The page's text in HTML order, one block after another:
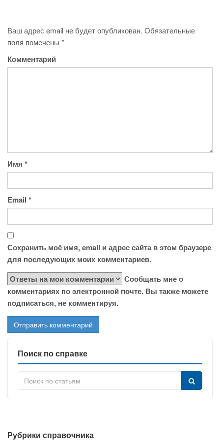
Ваш адрес email не будет опубликован. Обязательные
поля помечены *
Комментарий
Имя *
Email *
Сохранить моё имя, email и адрес сайта в этом браузере
для последующих моих комментариев.
Сообщать мне о
комментариях по электронной почте. Вы также можете
подписаться, не комментируя.
Поиск по справке
Рубрики справочника